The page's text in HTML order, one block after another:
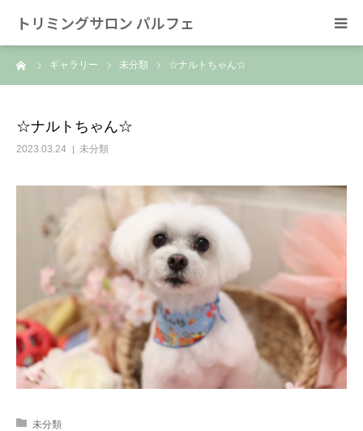
トリミングサロン パルフェ
ギャラリー 未分類 ☆ナルトちゃん☆
☆ナルトちゃん☆
2023.03.24 未分類
未分類
HOME
スタッフ
SNS/リンク